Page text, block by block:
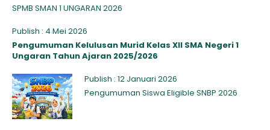
SPMB SMAN 1 UNGARAN 2026
Publish : 4 Mei 2026
Pengumuman Kelulusan Murid Kelas XII SMA Negeri 1
Ungaran Tahun Ajaran 2025/2026
Publish : 12 Januari 2026
Pengumuman Siswa Eligible SNBP 2026